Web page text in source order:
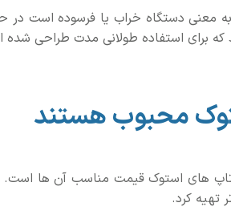
معنی دستگاه خراب یا فرسوده است
برای استفاده طولانی مدت طراحی شده
محبوب هستند
های استوک قیمت مناسب آن ها
تهیه کرد.